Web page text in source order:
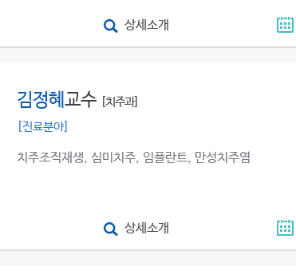
상세소개
김정혜 교수
[치주과]
[진료분야]
치주조직재생, 심미치주, 임플란트, 만성치주염
상세소개